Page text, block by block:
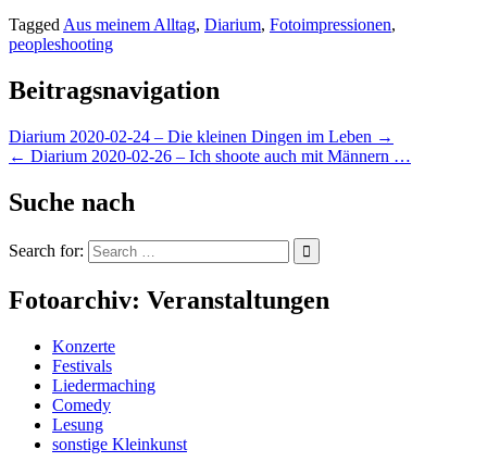
Tagged Aus meinem Alltag, Diarium, Fotoimpressionen,
peopleshooting
Beitragsnavigation
Diarium 2020-02-24 – Die kleinen Dingen im Leben →
← Diarium 2020-02-26 – Ich shoote auch mit Männern …
Suche nach
Search for:
Fotoarchiv: Veranstaltungen
Konzerte
Festivals
Liedermaching
Comedy
Lesung
sonstige Kleinkunst